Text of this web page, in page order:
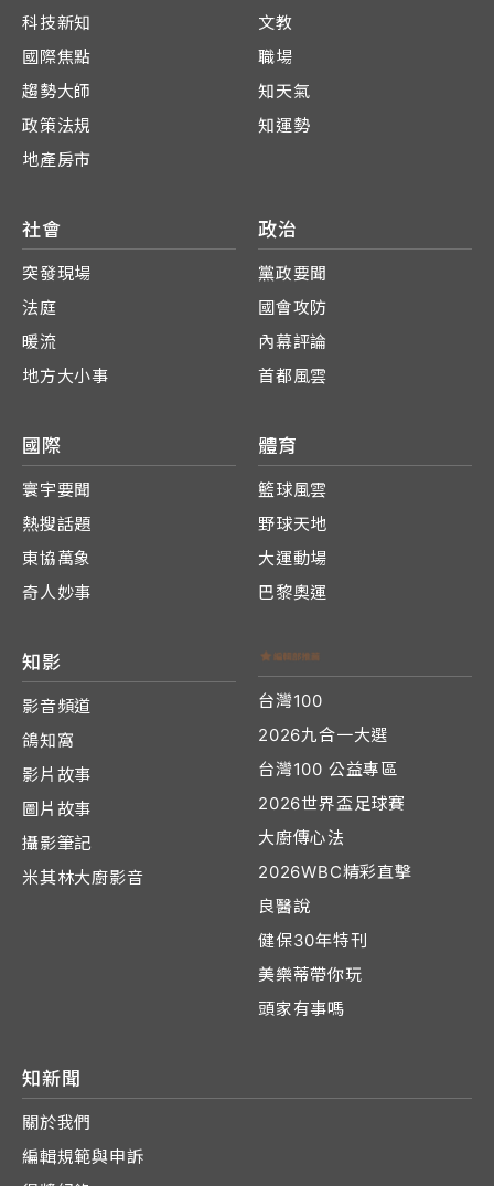
科技新知
國際焦點
趨勢大師
政策法規
地產房市
文教
職場
知天氣
知運勢
社會
突發現場
法庭
暖流
地方大小事
政治
黨政要聞
國會攻防
內幕評論
首都風雲
國際
寰宇要聞
熱搜話題
東協萬象
奇人妙事
體育
籃球風雲
野球天地
大運動場
巴黎奧運
知影
影音頻道
鴿知窩
影片故事
圖片故事
攝影筆記
米其林大廚影音
台灣100
2026九合一大選
台灣100 公益專區
2026世界盃足球賽
大廚傳心法
2026WBC精彩直擊
良醫說
健保30年特刊
美樂蒂帶你玩
頭家有事嗎
知新聞
關於我們
編輯規範與申訴